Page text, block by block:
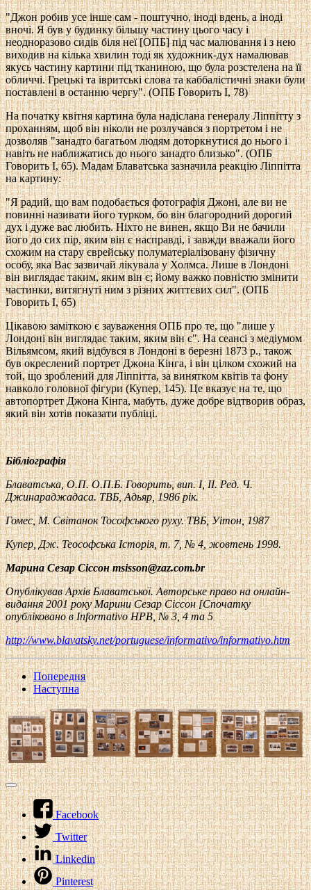
"Джон робив усе інше сам - поштучно, іноді вдень, а іноді
вночі. Я був у будинку більшу частину цього часу і
неодноразово сидів біля неї [ОПБ] під час малювання і з нею
виходив на кілька хвилин тоді як художник-дух намалював
якусь частину картини під тканиною, що була розстелена на її
обличчі. Грецькі та івритські слова та каббалістичні знаки були
поставлені в останню чергу". (ОПБ Говорить I, 78)
На початку квітня картина була надіслана генералу Ліппітту з
проханням, щоб він ніколи не розлучався з портретом і не
дозволяв "занадто багатьом людям доторкнутися до нього і
навіть не наближатись до нього занадто близько". (ОПБ
Говорить I, 65). Мадам Блаватська зазначила реакцію Ліппітта
на картину:
"Я радий, що вам подобається фотографія Джоні, але ви не
повинні називати його турком, бо він благородний дорогий
дух і дуже вас любить. Ніхто не винен, якщо Ви не бачили
його до сих пір, яким він є насправді, і завжди вважали його
схожим на стару єврейську полуматеріалізовану фізичну
особу, яка Вас зазвичай лікувала у Холмса. Лише в Лондоні
він виглядає таким, яким він є; йому важко повністю змінити
частинки, витягнуті ним з різних життєвих сил". (ОПБ
Говорить I, 65)
Цікавою заміткою є зауваження ОПБ про те, що "лише у
Лондоні він виглядає таким, яким він є". На сеансі з медіумом
Вільямсом, який відбувся в Лондоні в березні 1873 р., також
був окреслений портрет Джона Кінга, і він цілком схожий на
той, що зроблений для Ліппітта, за винятком квітів та фону
навколо головної фігури (Купер, 145). Це вказує на те, що
автопортрет Джона Кінга, мабуть, дуже добре відтворив образ,
який він хотів показати публіці.
Бібліографія
Блаватська, О.П. О.П.Б. Говорить, вип.I,II. Ред.Ч.
Джинараджадаса.TВБ, Адьяр, 1986 рік.
Гомес, М. СвітанокТософського руху.TВБ,Уітон, 1987
Купер, Дж. ТеософськаІсторія,т. 7,№4, жовтень 1998.
Марина Сезар Сіссонmsisson@zaz.com.br
Опублікував Архів Блаватської. Авторське право на онлайн-
видання 2001 року Марини Сезар Сіссон [Спочатку
опубліковано вInformativo HPB, № 3, 4 та 5
http://www.blavatsky.net/portuguese/informativo/informativo.htm
Попередня
Наступна
Facebook
Twitter
Linkedin
Pinterest